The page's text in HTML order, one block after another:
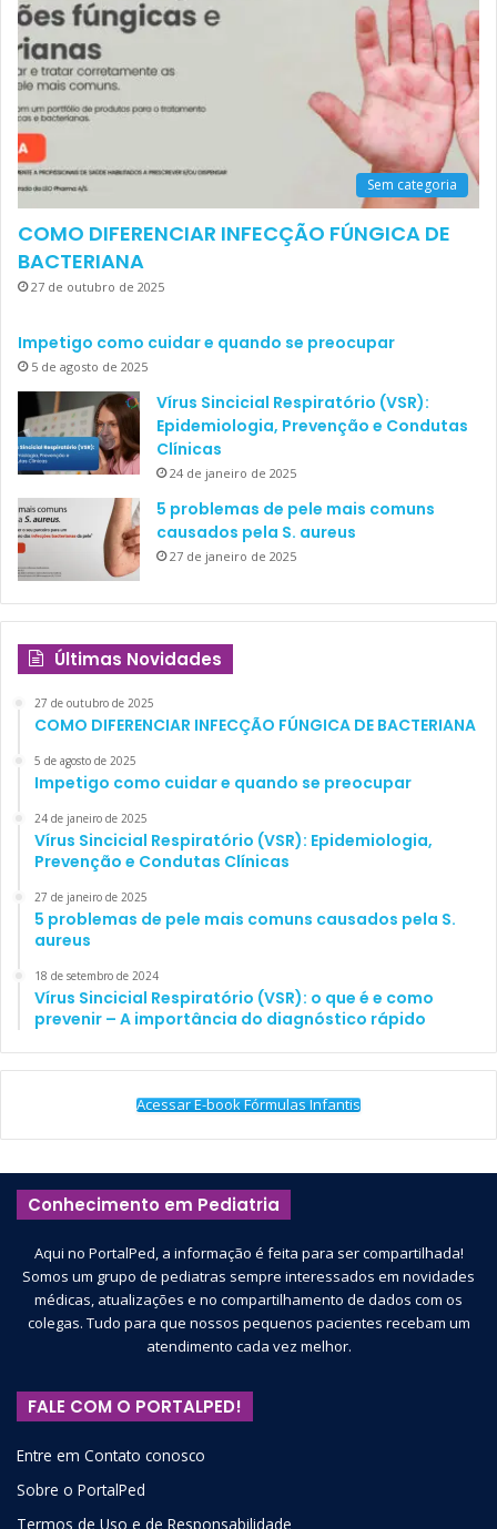
Sem categoria
COMO DIFERENCIAR INFECÇÃO FÚNGICA DE
BACTERIANA
27 de outubro de 2025
Impetigo como cuidar e quando se preocupar
5 de agosto de 2025
Vírus Sincicial Respiratório (VSR):
Epidemiologia, Prevenção e Condutas
Clínicas
24 de janeiro de 2025
5 problemas de pele mais comuns
causados pela S. aureus
27 de janeiro de 2025
Últimas Novidades
27 de outubro de 2025
COMO DIFERENCIAR INFECÇÃO FÚNGICA DE BACTERIANA
5 de agosto de 2025
Impetigo como cuidar e quando se preocupar
24 de janeiro de 2025
Vírus Sincicial Respiratório (VSR): Epidemiologia,
Prevenção e Condutas Clínicas
27 de janeiro de 2025
5 problemas de pele mais comuns causados pela S.
aureus
18 de setembro de 2024
Vírus Sincicial Respiratório (VSR): o que é e como
prevenir – A importância do diagnóstico rápido
Acessar E-book Fórmulas Infantis
Conhecimento em Pediatria
Aqui no PortalPed, a informação é feita para ser compartilhada!
Somos um grupo de pediatras sempre interessados em novidades
médicas, atualizações e no compartilhamento de dados com os
colegas. Tudo para que nossos pequenos pacientes recebam um
atendimento cada vez melhor.
FALE COM O PORTALPED!
Entre em Contato conosco
Sobre o PortalPed
Termos de Uso e de Responsabilidade